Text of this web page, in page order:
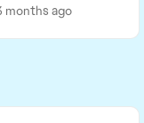
months ago